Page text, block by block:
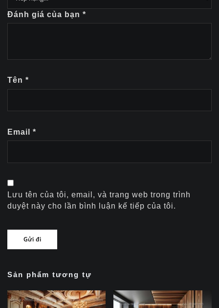
Đánh giá của bạn *
Tên *
Email *
Lưu tên của tôi, email, và trang web trong trình
duyệt này cho lần bình luận kế tiếp của tôi.
Sản phẩm tương tự